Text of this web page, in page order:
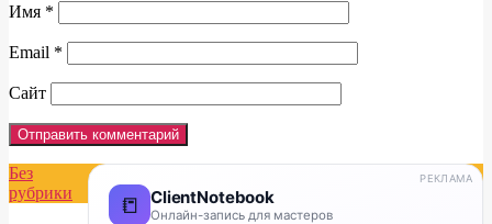
Имя *
Email *
Сайт
📒 ClientNotebook
Онлайн-запись для мастеров
РЕКЛАМА
Без
рубрики